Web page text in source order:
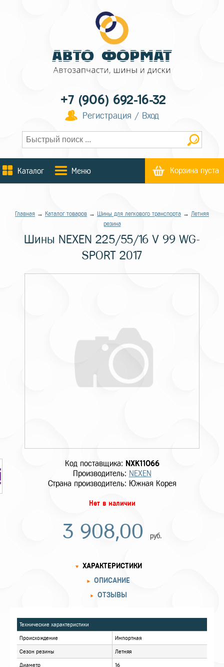
+7 (906) 692-16-32
Регистрация / Вход
Каталог Меню Корзина пуста
Главная → Каталог товаров → Шины для легкового транспорта → Летняя
резина
Шины NEXEN 225/55/16 V 99 WG-
SPORT 2017
Код поставщика: NXK11066
Производитель: NEXEN
Страна производитель: Южная Корея
Нет в наличии
3 908,00 руб.
ОПИСАНИЕ
ОТЗЫВЫ